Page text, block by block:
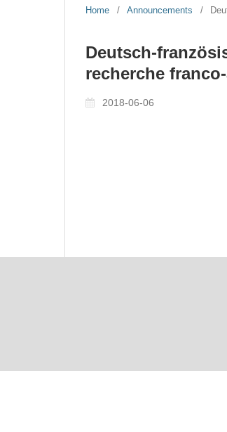
Home / Announcements /
Deutsch-
recherche
2018-06-06